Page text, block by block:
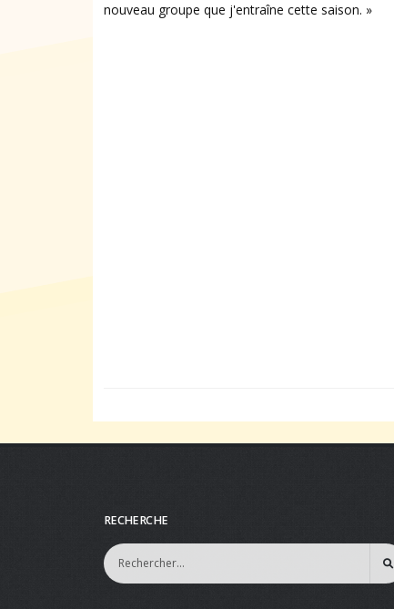
nouveau groupe que j'entraîne cette saison. »
RECHERCHE